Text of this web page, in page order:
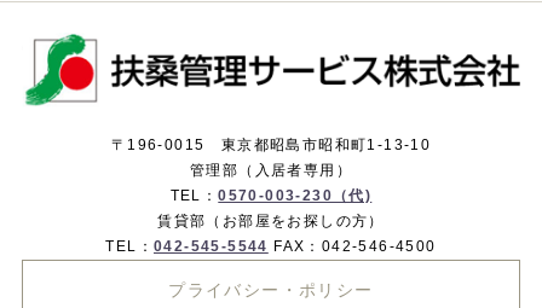
〒196-0015 東京都昭島市昭和町1-13-10
管理部（入居者専用）
TEL：0570-003-230（代)
賃貸部（お部屋をお探しの方）
TEL： 042-545-5544 FAX：042-546-4500
プライバシー・ポリシー